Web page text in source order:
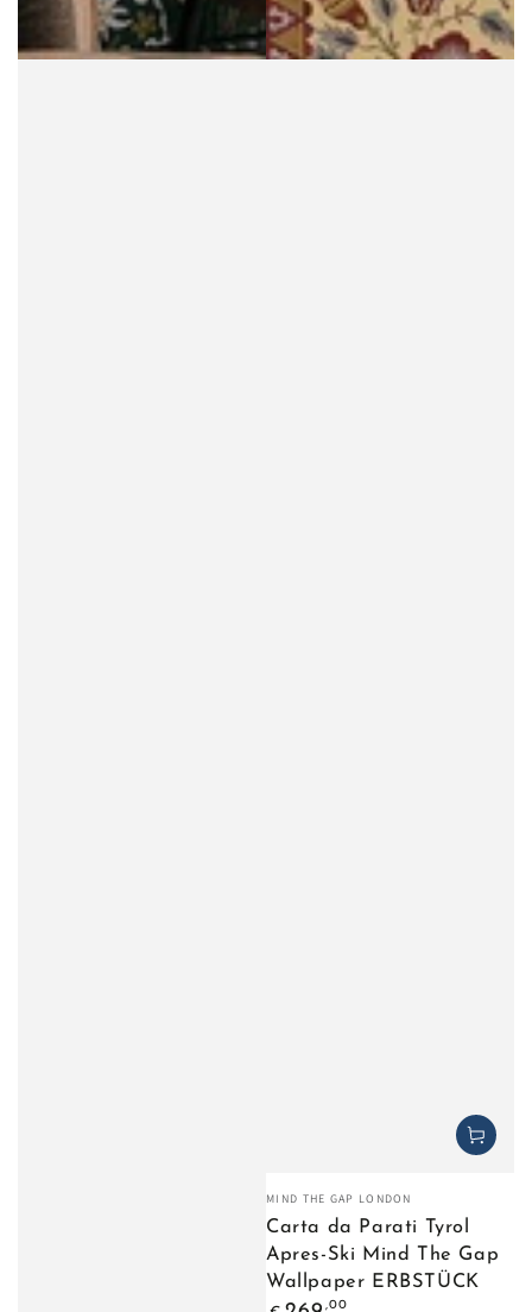
Venditore:
MIND THE GAP LONDON
Carta da Parati Tyrol
Apres-Ski Mind The Gap
Wallpaper ERBSTÜCK
Prezzo ,00